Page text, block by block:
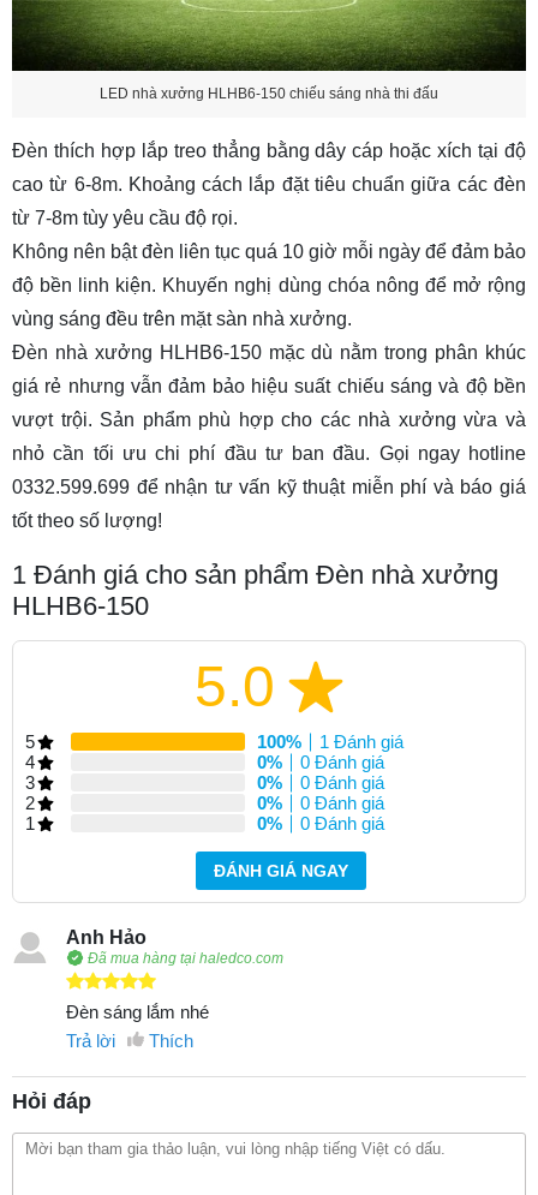
LED nhà xưởng HLHB6-150 chiếu sáng nhà thi đấu
Đèn thích hợp lắp treo thẳng bằng dây cáp hoặc xích tại độ
cao từ 6-8m. Khoảng cách lắp đặt tiêu chuẩn giữa các đèn
từ 7-8m tùy yêu cầu độ rọi.
Không nên bật đèn liên tục quá 10 giờ mỗi ngày để đảm bảo
độ bền linh kiện. Khuyến nghị dùng chóa nông để mở rộng
vùng sáng đều trên mặt sàn nhà xưởng.
Đèn nhà xưởng HLHB6-150 mặc dù nằm trong phân khúc
giá rẻ nhưng vẫn đảm bảo hiệu suất chiếu sáng và độ bền
vượt trội. Sản phẩm phù hợp cho các nhà xưởng vừa và
nhỏ cần tối ưu chi phí đầu tư ban đầu. Gọi ngay hotline
0332.599.699 để nhận tư vấn kỹ thuật miễn phí và báo giá
tốt theo số lượng!
1 Đánh giá cho sản phẩm Đèn nhà xưởng
HLHB6-150
5.0
5 100%
1 Đánh giá
4
0%
0 Đánh giá
3
0%
0 Đánh giá
2
0%
0 Đánh giá
1
0% 0 Đánh giá
ĐÁNH GIÁ NGAY
Anh Hảo
Đã mua hàng tại haledco.com
Đèn sáng lắm nhé
Trả lời
Thích
Hỏi đáp